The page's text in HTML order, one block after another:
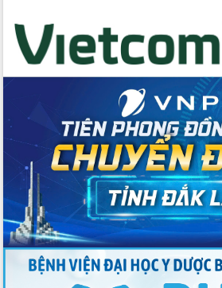
tâm đạt được mục tiêu tăng trưởng
hai con số trong năm 2026
Tổ chức trang trọng Lễ hội Đền thờ
Lương Văn Chánh năm 2026
Phó Bí thư Tỉnh ủy Đắk Lắk Đỗ Hữu
Huy giữ chức Bí thư Đảng ủy Ủy Ban
Nhân dân tỉnh
Bệnh án điện tử thúc đẩy chuyển đổi
số y tế tại Đắk Lắk
Chuyển đổi số thư viện: Mở rộng
không gian tri thức trong thời đại số
Đánh giá, rút kinh nghiệm công tác tổ
chức diễn tập trước ngày bầu cử
Chương trình “Gặp gỡ hữu nghị –
Friendship Meeting New Year 2026”